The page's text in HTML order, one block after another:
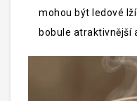
mohou být ledové
bobule atraktivnější